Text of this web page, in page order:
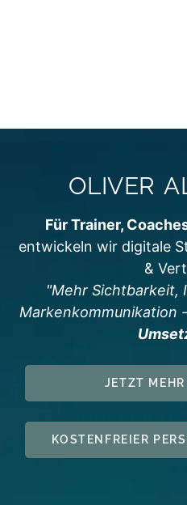
OLIVER
Für Trainer,
entwickeln wir digitale
&
"Mehr Sichtbarkeit,
Markenkommunikation -
JETZT MEHR
KOSTENFREIER